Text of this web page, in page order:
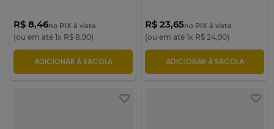
R$ 8,46no PIX à vista
(ou em até 1x R$ 8,90)
ADICIONAR À SACOLA
R$ 23,65no PIX à vista
(ou em até 1x R$ 24,90)
ADICIONAR À SACOLA